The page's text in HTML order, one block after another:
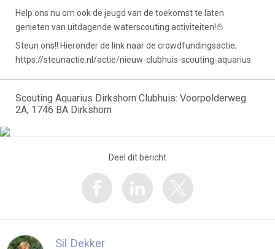
Help ons nu om ook de jeugd van de toekomst te laten
genieten van uitdagende waterscouting activiteiten!⛵
Steun ons!! Hieronder de link naar de crowdfundingsactie;
https://steunactie.nl/actie/nieuw-clubhuis-scouting-aquarius
Scouting Aquarius Dirkshorn Clubhuis: Voorpolderweg
2A, 1746 BA Dirkshorn
Deel dit bericht
Sil Dekker